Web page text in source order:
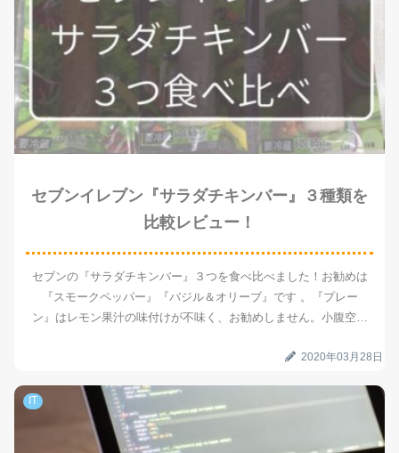
セブンイレブン『サラダチキンバー』３種類を
比較レビュー！
セブンの『サラダチキンバー』３つを食べ比べました！お勧めは
『スモークペッパー』『バジル＆オリーブ』です 。『プレー
ン』はレモン果汁の味付けが不味く、お勧めしません。小腹空い
2020年03月28日
IT